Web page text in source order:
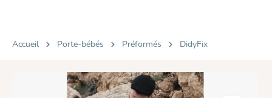
Accueil Porte-bébés Préformés DidyFix
Ignorer la galerie d'images